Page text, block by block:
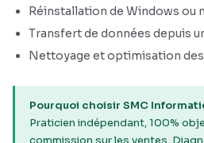
Réinstallation de Windows ou
Transfert de données depuis
Nettoyage et optimisation
Pourquoi choisir SMC
Praticien indépendant, 100%
commission sur les ventes.